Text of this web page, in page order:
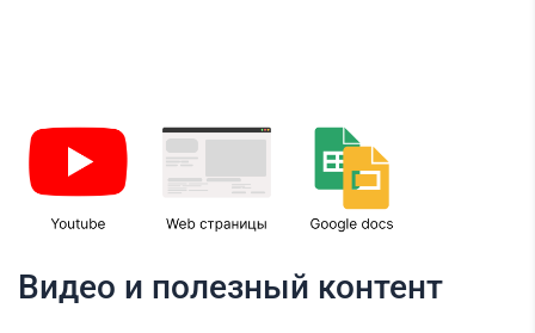
Видео и полезный контент